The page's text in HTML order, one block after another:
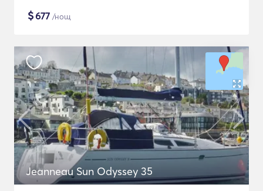
$677 /нощ
Jeanneau Sun Odyssey 35